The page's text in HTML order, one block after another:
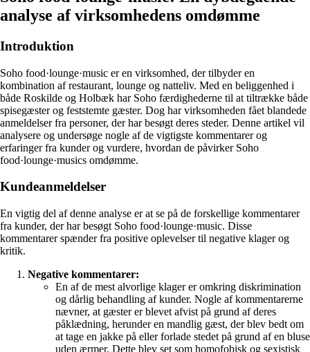
analyse af virksomhedens omdømme
Introduktion
Soho food·lounge·music er en virksomhed, der tilbyder en
kombination af restaurant, lounge og natteliv. Med en beliggenhed i
både Roskilde og Holbæk har Soho færdighederne til at tiltrække både
spisegæster og feststemte gæster. Dog har virksomheden fået blandede
anmeldelser fra personer, der har besøgt deres steder. Denne artikel vil
analysere og undersøge nogle af de vigtigste kommentarer og
erfaringer fra kunder og vurdere, hvordan de påvirker Soho
food·lounge·musics omdømme.
Kundeanmeldelser
En vigtig del af denne analyse er at se på de forskellige kommentarer
fra kunder, der har besøgt Soho food·lounge·music. Disse
kommentarer spænder fra positive oplevelser til negative klager og
kritik.
Negative kommentarer:
En af de mest alvorlige klager er omkring diskrimination
og dårlig behandling af kunder. Nogle af kommentarerne
nævner, at gæster er blevet afvist på grund af deres
påklædning, herunder en mandlig gæst, der blev bedt om
at tage en jakke på eller forlade stedet på grund af en bluse
uden ærmer. Dette blev set som homofobisk og sexistisk